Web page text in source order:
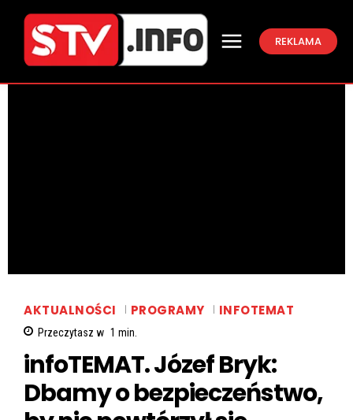
REKLAMA
AKTUALNOŚCI PROGRAMY INFOTEMAT
Przeczytasz w 1 min.
infoTEMAT. Józef Bryk:
Dbamy o bezpieczeństwo,